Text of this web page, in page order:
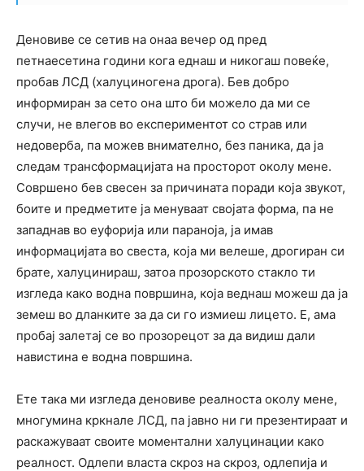
Деновиве се сетив на онаа вечер од пред
петнаесетина години кога еднаш и никогаш повеќе,
пробав ЛСД (халуциногена дрога). Бев добро
информиран за сето она што би можело да ми се
случи, не влегов во експериментот со страв или
недоверба, па можев внимателно, без паника, да ја
следам трансформацијата на просторот околу мене.
Совршено бев свесен за причината поради која звукот,
боите и предметите ја менуваат својата форма, па не
западнав во еуфорија или параноја, ја имав
информацијата во свеста, која ми велеше, дрогиран си
брате, халуцинираш, затоа прозорското стакло ти
изгледа како водна површина, која веднаш можеш да ја
земеш во дланките за да си го измиеш лицето. Е, ама
пробај залетај се во прозорецот за да видиш дали
навистина е водна површина.
Ете така ми изгледа деновиве реалноста околу мене,
многумина кркнале ЛСД, па јавно ни ги презентираат и
раскажуваат своите моментални халуцинации како
реалност. Одлепи власта скроз на скроз, одлепија и